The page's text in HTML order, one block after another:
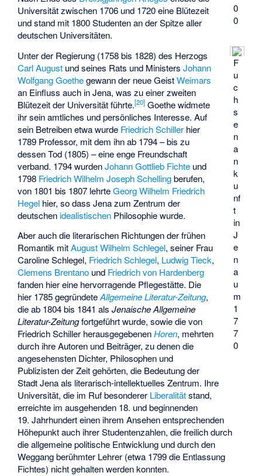
0
0
F
u
c
h
s
e
n
a
n
k
u
nf
t
in
J
e
n
a
u
m
1
7
7
0
Universität zwischen 1706 und 1720 eine Blütezeit
und stand mit 1800 Studenten an der Spitze aller
deutschen Universitäten.
Unter der Regierung (1758 bis 1828) des Herzogs
Carl August und seines Rats und MinistersJohann
Wolfgang Goethegewann der neue GeistWeimars
an Einfluss auch in Jena, was zu einer zweiten
Blütezeit der Universität führte.[20] Goethe widmete
ihr sein amtliches und persönliches Interesse. Auf
sein Betreiben etwa wurde Friedrich Schiller hier
1789 Professor, mit dem ihn ab 1794 – bis zu
dessen Tod (1805) – eine enge Freundschaft
verband. 1794 wurdenJohann Gottlieb Fichte und
1798 Friedrich Wilhelm Joseph Schellingberufen,
von 1801 bis 1807 lehrteGeorg Wilhelm Friedrich
Hegel hier, so dass Jena zum Zentrum der
deutschen idealistischen Philosophie wurde.
Aber auch die literarischen Richtungen der frühen
Romantik mitAugust Wilhelm Schlegel, seiner Frau
Caroline Schlegel, Friedrich Schlegel, Ludwig Tieck,
Clemens Brentano und Friedrich von Hardenberg
fanden hier eine hervorragende Pflegestätte. Die
hier 1785 gegründeteAllgemeine Literatur-Zeitung,
die ab 1804 bis 1841 alsJenaische Allgemeine
Literatur-Zeitungfortgeführt wurde, sowie die von
Friedrich Schiller herausgegebenenHoren, mehrten
durch ihre Autoren und Beiträger, zu denen die
angesehensten Dichter, Philosophen und
Publizisten der Zeit gehörten, die Bedeutung der
Stadt Jena als literarisch-intellektuelles Zentrum. Ihre
Universität, die im Ruf besonderer Liberalitätstand,
erreichte im ausgehenden 18. und beginnenden
19. Jahrhundert einen ihrem Ansehen entsprechenden
Höhepunkt auch ihrer Studentenzahlen, die freilich durch
die allgemeine politische Entwicklung und durch den
Weggang berühmter Lehrer (etwa 1799 die Entlassung
Fichtes) nicht gehalten werden konnten.